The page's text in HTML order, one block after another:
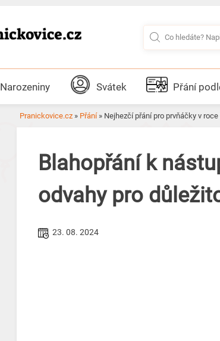
Narozeniny Svátek Přání
Pranickovice.cz » Přání» Nejhezčí přání pro prvňáčky v roce
Blahopřání k
odvahy pro
23. 08. 2024